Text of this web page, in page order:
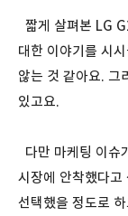
짧게 살펴본 LG
대한 이야기를 시
않는 것 같아요. 그
있고요.
다만 마케팅 이슈
시장에 안착했다
선택했을 정도로